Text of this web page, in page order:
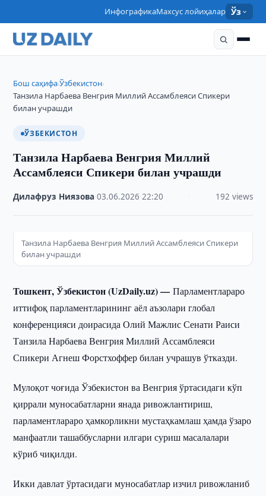
ИнфографикаМахсус лойиҳалар Ўз
Бош саҳифа›Ўзбекистон›
Танзила Нарбаева Венгрия Миллий Ассамблеяси Спикери
билан учрашди
ЎЗБЕКИСТОН
Танзила Нарбаева Венгрия Миллий
Ассамблеяси Спикери билан учрашди
Дилафруз Ниязова ·03.06.2026 ·22:20 192 views
Танзила Нарбаева Венгрия Миллий Ассамблеяси Спикери
билан учрашди
Тошкент, Ўзбекистон (UzDaily.uz) —Парламентлараро
иттифоқ парламентларининг аёл аъзолари глобал
конференцияси доирасида Олий Мажлис Сенати Раиси
Танзила Нарбаева Венгрия Миллий Ассамблеяси
Спикери Агнеш Форстхоффер билан учрашув ўтказди.
Мулоқот чоғида Ўзбекистон ва Венгрия ўртасидаги кўп
қиррали муносабатларни янада ривожлантириш,
парламентлараро ҳамкорликни мустаҳкамлаш ҳамда ўзаро
манфаатли ташаббусларни илгари суриш масалалари
кўриб чиқилди.
Икки давлат ўртасидаги муносабатлар изчил ривожланиб